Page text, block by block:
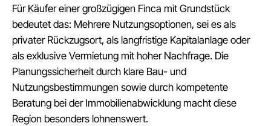
Für Käufer einer großzügigen Finca mit Grundstück
bedeutet das: Mehrere Nutzungsoptionen, sei es als
privater Rückzugsort, als langfristige Kapitalanlage oder
als exklusive Vermietung mit hoher Nachfrage. Die
Planungssicherheit durch klare Bau- und
Nutzungsbestimmungen sowie durch kompetente
Beratung bei der Immobilienabwicklung macht diese
Region besonders lohnenswert.